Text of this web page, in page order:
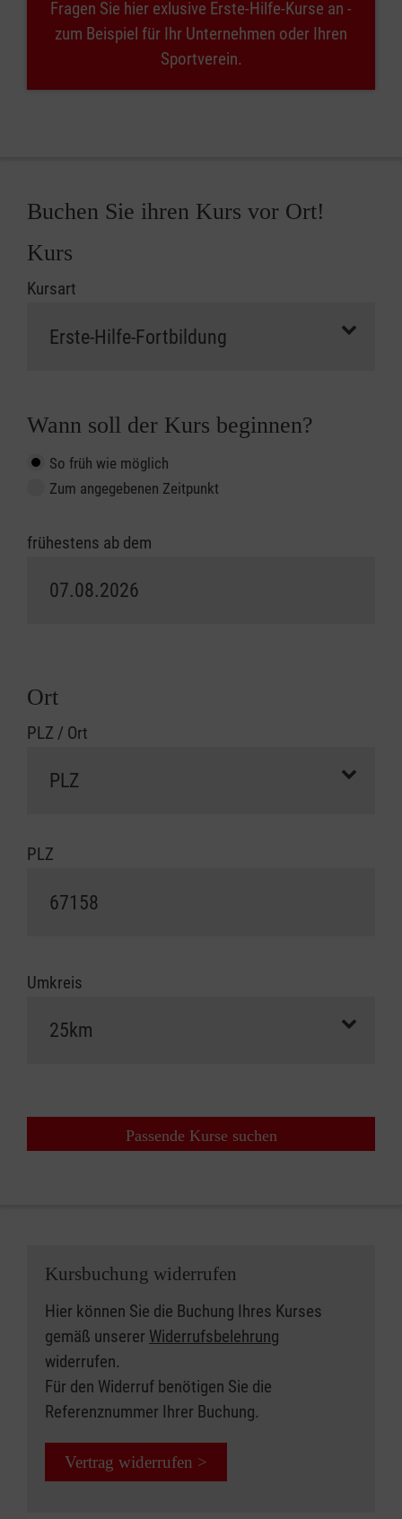
Fragen Sie hier exlusive Erste-Hilfe-Kurse an -
zum Beispiel für Ihr Unternehmen oder Ihren
Sportverein.
Buchen Sie ihren Kurs vor Ort!
Kurs
Kursart
Wann soll der Kurs beginnen?
So früh wie möglich
Zum angegebenen Zeitpunkt
frühestens ab dem
Ort
PLZ / Ort
PLZ
Umkreis
Passende Kurse suchen
Kursbuchung widerrufen
Hier können Sie die Buchung Ihres Kurses
gemäß unserer Widerrufsbelehrung
widerrufen.
Für den Widerruf benötigen Sie die
Referenznummer Ihrer Buchung.
Vertrag widerrufen >